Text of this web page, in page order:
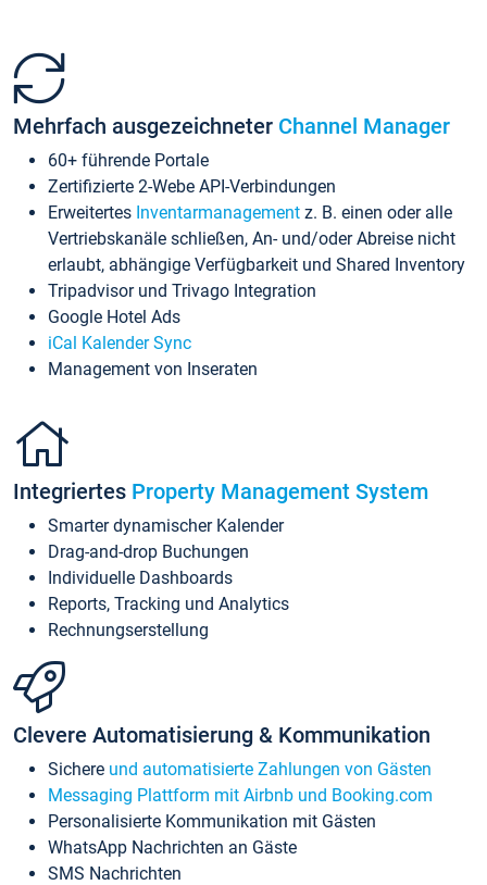
Mehrfach ausgezeichneter Channel Manager
60+ führende Portale
Zertifizierte 2-Webe API-Verbindungen
Erweitertes Inventarmanagement z. B. einen oder alle
Vertriebskanäle schließen, An- und/oder Abreise nicht
erlaubt, abhängige Verfügbarkeit und Shared Inventory
Tripadvisor und Trivago Integration
Google Hotel Ads
iCal Kalender Sync
Management von Inseraten
Integriertes Property Management System
Smarter dynamischer Kalender
Drag-and-drop Buchungen
Individuelle Dashboards
Reports, Tracking und Analytics
Rechnungserstellung
Clevere Automatisierung & Kommunikation
Sichere und automatisierte Zahlungen von Gästen
Messaging Plattform mit Airbnb und Booking.com
Personalisierte Kommunikation mit Gästen
WhatsApp Nachrichten an Gäste
SMS Nachrichten